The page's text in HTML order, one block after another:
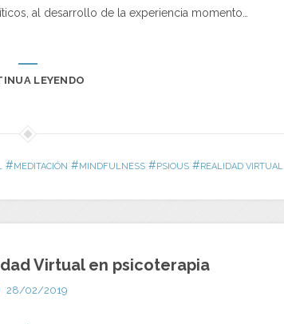
al desarrollo de la experiencia momento…
LEYENDO
#MEDITACIÓN #MINDFULNESS #PSIOUS #REALIDAD VIRTUAL
Virtual en psicoterapia
28/02/2019